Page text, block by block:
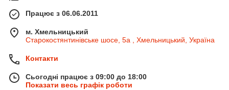
Працює з 06.06.2011
м. Хмельницький
Старокостянтинівське шосе, 5а , Хмельницький, Україна
Контакти
Сьогодні працює з 09:00 до 18:00
Показати весь графік роботи